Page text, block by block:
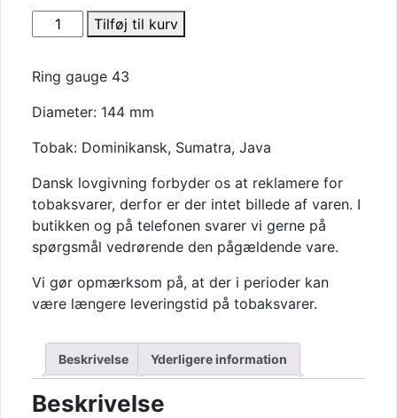
Guajiro,
25
stk
Tilføj til kurv
Ring gauge 43
Diameter: 144 mm
Tobak: Dominikansk, Sumatra, Java
Dansk lovgivning forbyder os at reklamere for
tobaksvarer, derfor er der intet billede af varen. I
butikken og på telefonen svarer vi gerne på
spørgsmål vedrørende den pågældende vare.
Vi gør opmærksom på, at der i perioder kan
være længere leveringstid på tobaksvarer.
Beskrivelse Yderligere information
Beskrivelse